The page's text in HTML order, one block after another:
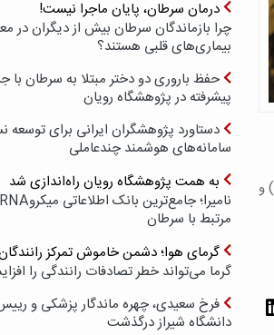
وی، دانش آموخته رشته الکترونیک از دانشگاه صدا و سیما (۱۳۶۶) و فیزیک کاربردی از دانشگاه زنجان (۱۳۸۸) و
درمان سرطان، پایان ماجرا نیست!
چرا بازماندگان سرطان بیش از دیگران در
بیماری‌های قلبی هستند؟
حفظ باروری دو دختر مبتلا به سرطان با
پیشرفته در پژوهشگاه رویان
دستاورد پژوهشگران ایرانی برای
سامانه‌های هوشمند چندعاملی
به همت پژوهشگاه رویان راه‌اندازی شد
مرتبط با سرطان
گرمای هوا؛ دشمن خاموش تمرکز
گرما می‌تواند خطر تصادفات رانندگی را
فرخ سعیدی، چهره ماندگار پزشکی و
دانشگاه شیراز درگذشت